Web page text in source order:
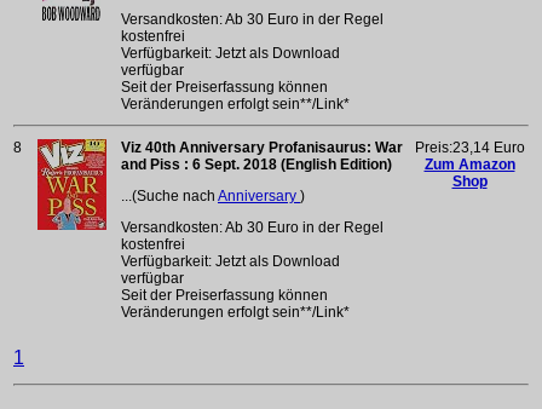
Versandkosten: Ab 30 Euro in der Regel
kostenfrei
Verfügbarkeit: Jetzt als Download
verfügbar
Seit der Preiserfassung können
Veränderungen erfolgt sein**/Link*
8
Viz 40th Anniversary Profanisaurus: War
and Piss : 6 Sept. 2018 (English Edition)
...(Suche nach Anniversary )
Versandkosten: Ab 30 Euro in der Regel
kostenfrei
Verfügbarkeit: Jetzt als Download
verfügbar
Seit der Preiserfassung können
Veränderungen erfolgt sein**/Link*
Preis:23,14 Euro
Zum Amazon
Shop
1